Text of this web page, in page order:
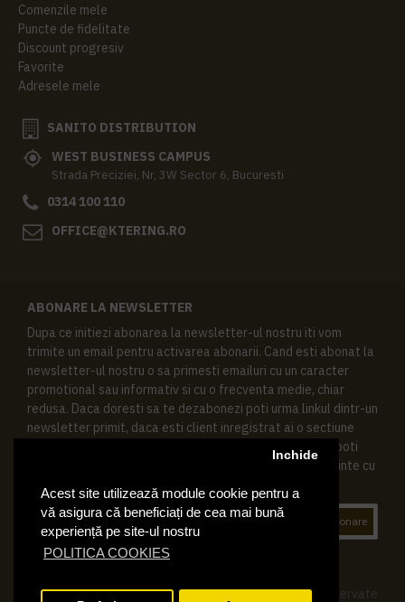
Acest site utilizează module cookie pentru a
vă asigura că beneficiați de cea mai bună
experiență pe site-ul nostru
POLITICA COOKIES
Inchide
Comenzile mele
Puncte de fidelitate
Discount progresiv
Favorite
Adresele mele
SANITO DISTRIBUTION
WEST BUSINESS CAMPUS
Strada Preciziei, Nr, 3W Sector 6, Bucuresti
0314 100 110
OFFICE@KTERING.RO
ABONARE LA NEWSLETTER
Dupa ce initiezi abonarea la newsletter-ul nostru iti vom
trimite un email pentru activarea abonarii. Cand esti abonat la
newsletter-ul nostru o sa primesti emailuri cu un caracter
promotional sau informativ si cu o frecventa medie, chiar
redusa. Daca doresti sa te dezabonezi poti urma linkul dintr-un
newsletter primit, daca esti client inregistrat ai o sectiune
speciala in contul tau in acest scop, si de asemenea ne poti
contacta oricand pe email pentru orice intrebari sau cerinte cu
Abonare
© 2019 Ktering.ro , Toate drepturile rezervate